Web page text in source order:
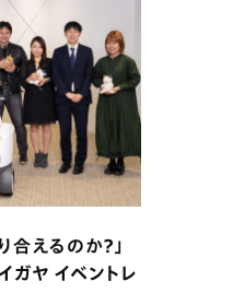
合えるのか？」
ガヤ イベントレ